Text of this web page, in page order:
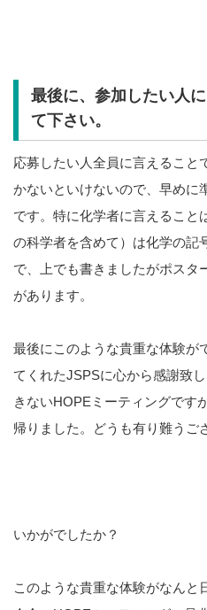
最後に、参加したい人
て下さい。
応募したい人全員に言えること
かないといけないので、早めに
です。特に化学者に言えること
の科学者を含めて）は化学の記
で、上でも書きましたがポスタ
があります。
最後にこのような貴重な体験が
てくれたJSPSに心から感謝致
きないHOPEミーティングです
帰りました。どうも有り難うご
いかがでしたか？
このような貴重な体験がなんと